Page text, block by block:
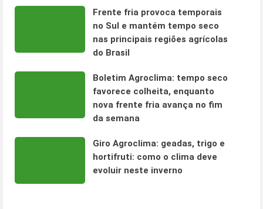
Frente fria provoca temporais
no Sul e mantém tempo seco
nas principais regiões agrícolas
do Brasil
Boletim Agroclima: tempo seco
favorece colheita, enquanto
nova frente fria avança no fim
da semana
Giro Agroclima: geadas, trigo e
hortifruti: como o clima deve
evoluir neste inverno